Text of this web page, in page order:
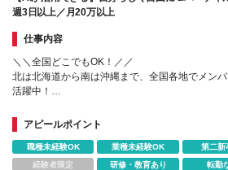
週3日以上／月20万以上
仕事内容
＼＼全国どこでもOK！／／
北は北海道から南は沖縄まで、全国各地でメン
活躍中！
近に感じながら働けます。
アピールポイント
職種未経験OK 業種未経験OK 第二新
経験者限定
研修・教育あり 転勤